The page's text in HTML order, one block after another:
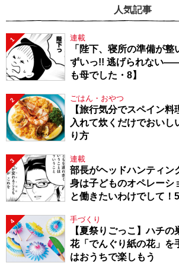
人気記事
1 連載
「陛下、寝所の準備が
ずいっ!! 逃げられない
も母でした・8】
2 ごはん・おやつ
【旅行気分でスペイン
入れて炊くだけでおいし
り方
3 連載
部長がヘッドハンティン
身は子どものオペレーシ
と働きたいわけでして
4 手づくり
【夏祭りごっこ】ハチ
花「でんぐり紙の花」を
はおうちで楽しもう